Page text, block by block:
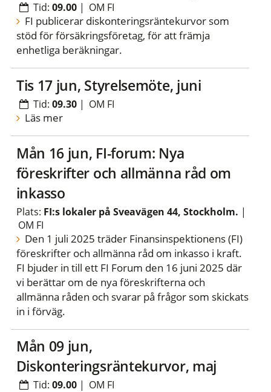
Tid:09.00 | OM FI
FI publicerar diskonteringsräntekurvor som
stöd för försäkringsföretag, för att främja
enhetliga beräkningar.
tis 17 jun, Styrelsemöte, juni
Tid:09.30 | OM FI
Läs mer
mån 16 jun, FI-forum: Nya
föreskrifter och allmänna råd om
inkasso
Plats: FI:s lokaler på Sveavägen 44, Stockholm. |
OM FI
Den 1 juli 2025 träder Finansinspektionens (FI)
föreskrifter och allmänna råd om inkasso i kraft.
FI bjuder in till ett FI Forum den 16 juni 2025 där
vi berättar om de nya föreskrifterna och
allmänna råden och svarar på frågor som skickats
in i förväg.
mån 09 jun,
Diskonteringsräntekurvor, maj
Tid:09.00 | OM FI